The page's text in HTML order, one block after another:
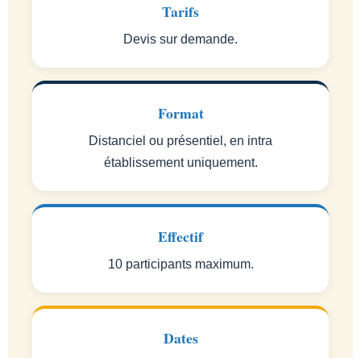
Tarifs
Devis sur demande.
Format
Distanciel ou présentiel, en intra
établissement uniquement.
Effectif
10 participants maximum.
Dates